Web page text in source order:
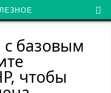

базовым
чтобы